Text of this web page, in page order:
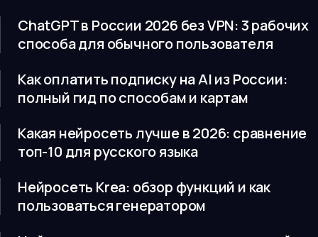
ChatGPT в России 2026 без VPN: 3 рабочих
способа для обычного пользователя
Как оплатить подписку на AI из России:
полный гид по способам и картам
Какая нейросеть лучше в 2026: сравнение
топ-10 для русского языка
Нейросеть Krea: обзор функций и как
пользоваться генератором